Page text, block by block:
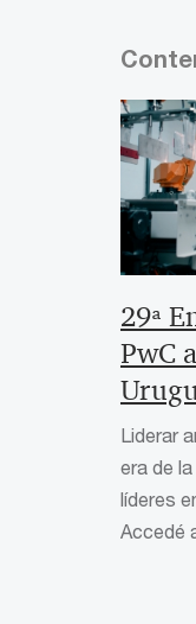
29ª
PwC
Liderar
era de
líderes
Accedé